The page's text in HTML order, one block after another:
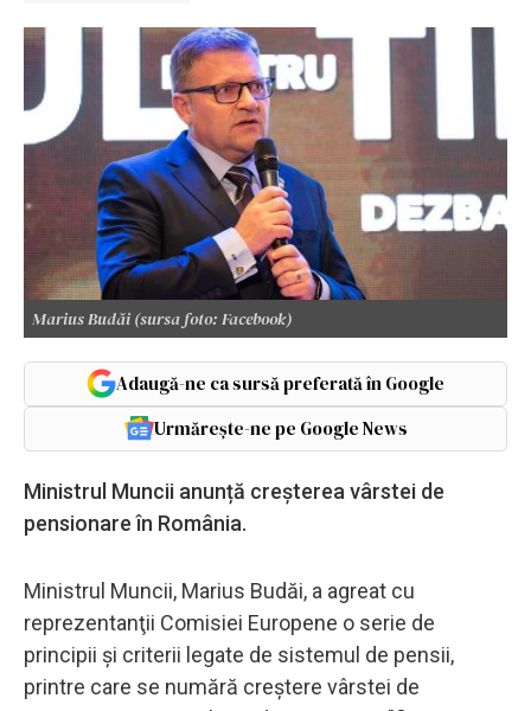
Marius Budăi (sursa foto: Facebook)
Adaugă-ne ca sursă preferată în Google
Urmărește-ne pe Google News
Ministrul Muncii anunță creșterea vârstei de
pensionare în România.
Ministrul Muncii, Marius Budăi, a agreat cu
reprezentanţii Comisiei Europene o serie de
principii şi criterii legate de sistemul de pensii,
printre care se numără creştere vârstei de